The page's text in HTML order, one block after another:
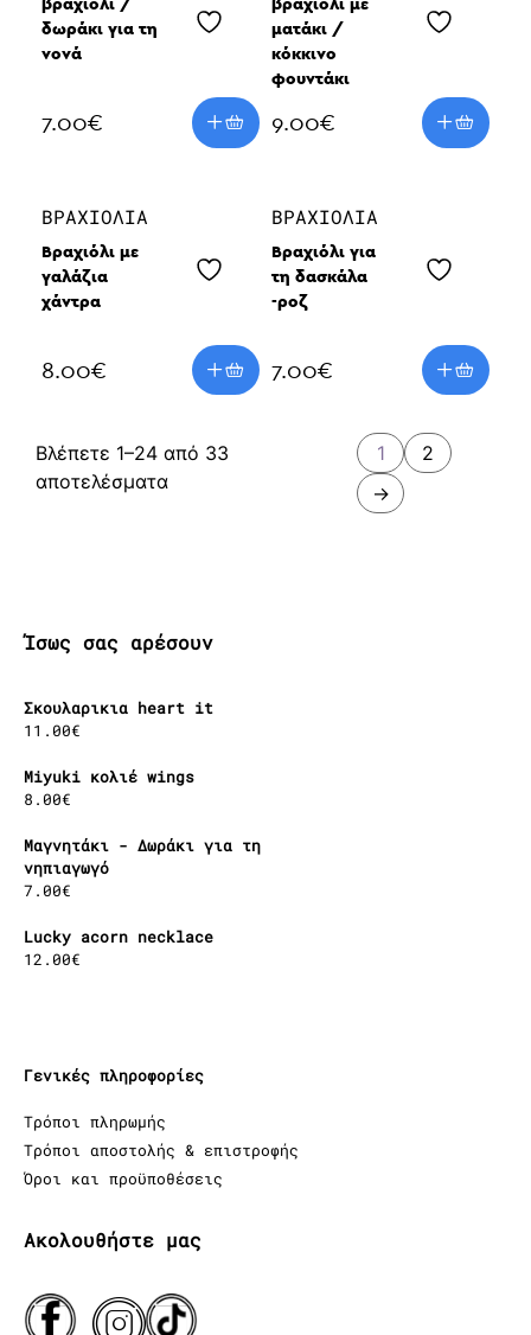
δωράκι για τη
νονά
7.00€
ματάκι /
κόκκινο
φουντάκι
9.00€
ΒΡΑΧΙΌΛΙΑ
Βραχιόλι με
γαλάζια
χάντρα
8.00€
ΒΡΑΧΙΌΛΙΑ
Βραχιόλι για
τη δασκάλα
-ροζ
7.00€
Βλέπετε 1–24 από 33
αποτελέσματαSorted
1
2
→
Ίσως σας αρέσουν
Σκουλαρικια heart it
11.00€
Miyuki κολιέ wings
8.00€
Μαγνητάκι - Δωράκι για τη
νηπιαγωγό
7.00€
Lucky acorn necklace
12.00€
Γενικές πληροφορίες
Τρόποι πληρωμής
Τρόποι αποστολής & επιστροφής
Όροι και προϋποθέσεις
Ακολουθήστε μας